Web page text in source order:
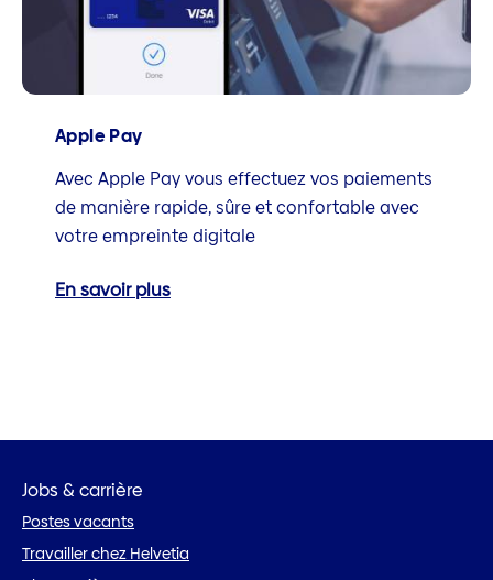
Apple Pay
Avec Apple Pay vous effectuez vos paiements
de manière rapide, sûre et confortable avec
votre empreinte digitale
En savoir plus
Jobs & carrière
Postes vacants
Travailler chez Helvetia